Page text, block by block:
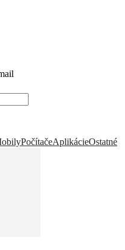
PočítačeAplikácieOstatné